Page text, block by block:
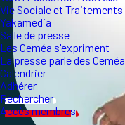
Vie Sociale et Traitements
Yakamedia
Salle de presse
Les Ceméa s'expriment
La presse parle des Ceméa
Calendrier
Adhérer
Rechercher
Accès membres